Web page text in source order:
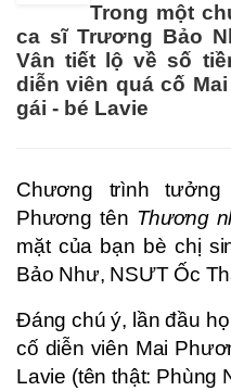
Trong một
ca sĩ Trương Bảo
Vân tiết lộ về số
diễn viên quá cố
gái - bé Lavie
Chương trình
Phương tên Thương
mặt của bạn bè chị
Bảo Như, NSƯT Ốc
Đáng chú ý, lần đầu
cố diễn viên Mai
Lavie (tên thật: Phùng